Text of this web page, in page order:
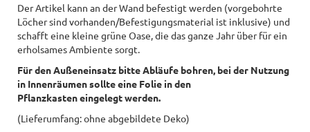
Der Artikel kann an der Wand befestigt werden (vorgebohrte
Löcher sind vorhanden/Befestigungsmaterial ist inklusive) und
schafft eine kleine grüne Oase, die das ganze Jahr über für ein
erholsames Ambiente sorgt.
Für den Außeneinsatz bitte Abläufe bohren, bei der Nutzung
in Innenräumen sollte eine Folie in den
Pflanzkasten eingelegt werden.
(Lieferumfang: ohne abgebildete Deko)